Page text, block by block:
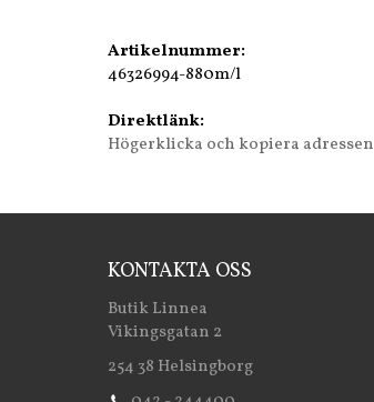
Artikelnummer:
46326994-880m/l
Direktlänk:
Högerklicka och kopiera adressen
KONTAKTA OSS
Butik Linnea
Vikingsgatan 2
254 38 Helsingborg